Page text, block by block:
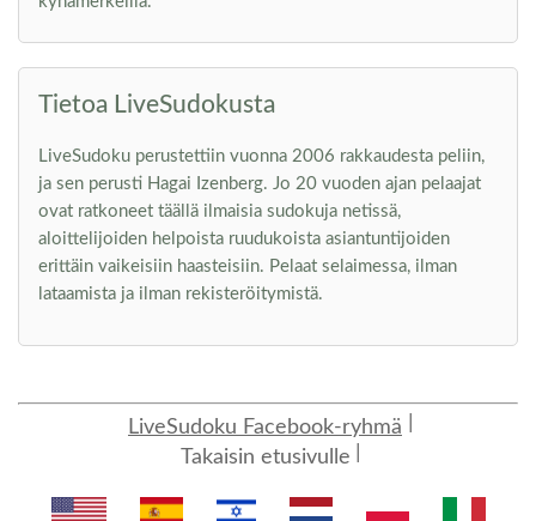
Tietoa LiveSudokusta
LiveSudoku perustettiin vuonna 2006 rakkaudesta peliin,
ja sen perusti Hagai Izenberg. Jo 20 vuoden ajan pelaajat
ovat ratkoneet täällä ilmaisia sudokuja netissä,
aloittelijoiden helpoista ruudukoista asiantuntijoiden
erittäin vaikeisiin haasteisiin. Pelaat selaimessa, ilman
lataamista ja ilman rekisteröitymistä.
LiveSudoku Facebook-ryhmä
Takaisin etusivulle